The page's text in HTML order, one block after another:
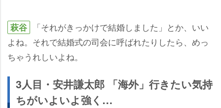
萩谷
「それがきっかけで結婚しました」とか、いい
よね。それで結婚式の司会に呼ばれたりしたら、めっ
ちゃうれしいよね。
3人目・安井謙太郎 「海外」行きたい気持
ちがいよいよ強く…